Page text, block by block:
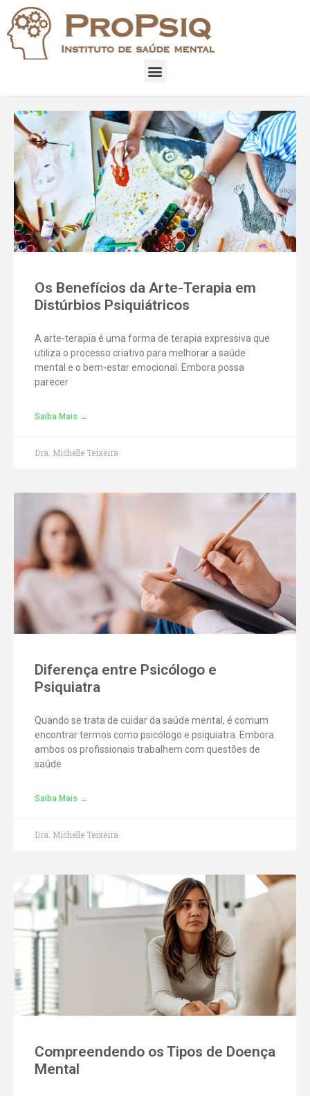
Os Benefícios da Arte-Terapia em
Distúrbios Psiquiátricos
A arte-terapia é uma forma de terapia expressiva que
utiliza o processo criativo para melhorar a saúde
mental e o bem-estar emocional. Embora possa
parecer
Saiba Mais →
Dra. Michelle Teixeira
Diferença entre Psicólogo e
Psiquiatra
Quando se trata de cuidar da saúde mental, é comum
encontrar termos como psicólogo e psiquiatra. Embora
ambos os profissionais trabalhem com questões de
saúde
Saiba Mais →
Dra. Michelle Teixeira
Compreendendo os Tipos de Doença
Mental